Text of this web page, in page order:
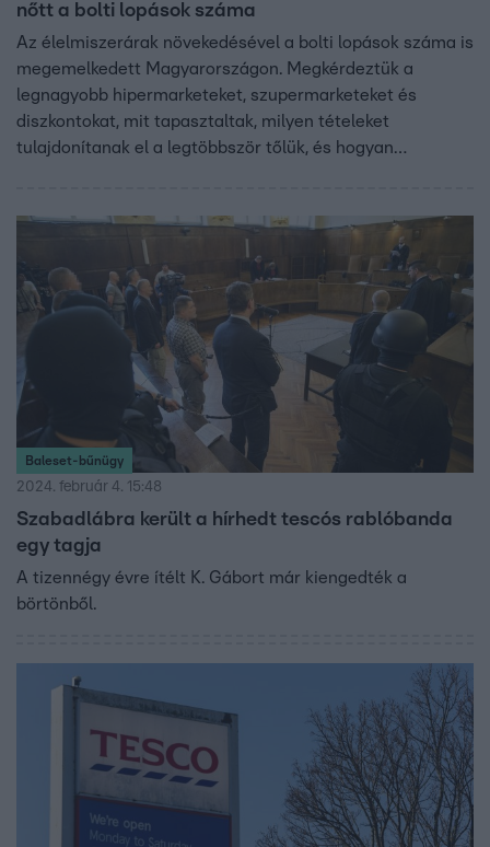
nőtt a bolti lopások száma
Az élelmiszerárak növekedésével a bolti lopások száma is
megemelkedett Magyarországon. Megkérdeztük a
legnagyobb hipermarketeket, szupermarketeket és
diszkontokat, mit tapasztaltak, milyen tételeket
tulajdonítanak el a legtöbbször tőlük, és hogyan
válaszokat kaptunk.
Baleset-bűnügy
2024. február 4. 15:48
Szabadlábra került a hírhedt tescós rablóbanda
egy tagja
A tizennégy évre ítélt K. Gábort már kiengedték a
börtönből.